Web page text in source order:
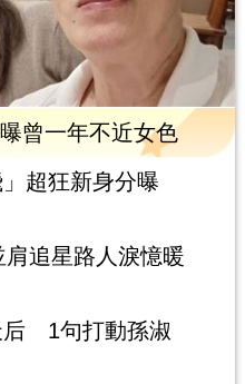
曾一年不近女色
超狂新身分曝
追星路人淚憶暖
后 1句打動孫淑